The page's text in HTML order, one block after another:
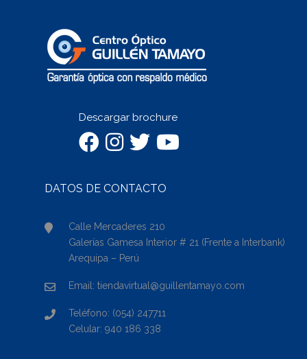
Descargar brochure
DATOS DE CONTACTO
Calle Mercaderes 210
Galerías Gamesa Interior # 21 (Frente a Interbank)
Arequipa – Perú
Email: tiendavirtual@guillentamayo.com
Teléfono: (054) 247711
Celular: 940 186 338